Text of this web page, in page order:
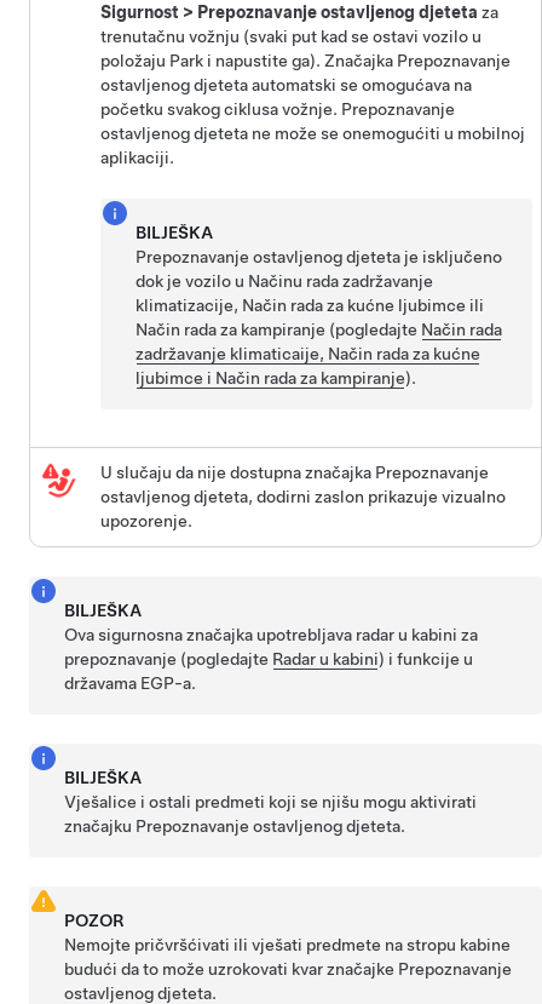
Sigurnost > Prepoznavanje ostavljenog djeteta za
trenutačnu vožnju (svaki put kad se ostavi vozilo u
položaju Park i napustite ga). Značajka Prepoznavanje
ostavljenog djeteta automatski se omogućava na
početku svakog ciklusa vožnje. Prepoznavanje
ostavljenog djeteta ne može se onemogućiti u mobilnoj
aplikaciji.
BILJEŠKA
Prepoznavanje ostavljenog djeteta je isključeno
dok je vozilo u Načinu rada zadržavanje
klimatizacije, Način rada za kućne ljubimce ili
Način rada za kampiranje (pogledajte Način rada
zadržavanje klimaticaije, Način rada za kućne
ljubimce i Način rada za kampiranje).
U slučaju da nije dostupna značajka Prepoznavanje
ostavljenog djeteta, dodirni zaslon prikazuje vizualno
upozorenje.
BILJEŠKA
Ova sigurnosna značajka upotrebljava radar u kabini za
prepoznavanje (pogledajte Radar u kabini) i funkcije u
državama EGP-a.
BILJEŠKA
Vješalice i ostali predmeti koji se njišu mogu aktivirati
značajku Prepoznavanje ostavljenog djeteta.
POZOR
Nemojte pričvršćivati ili vješati predmete na stropu kabine
budući da to može uzrokovati kvar značajke Prepoznavanje
ostavljenog djeteta.